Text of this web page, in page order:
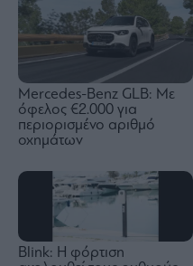
Mercedes-Benz GLB: Mε
όφελος €2.000 για
περιορισμένο αριθμό
οχημάτων
Blink: Η φόρτιση